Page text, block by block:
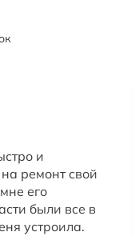
и
ремонт свой
его
были все в
устроила.